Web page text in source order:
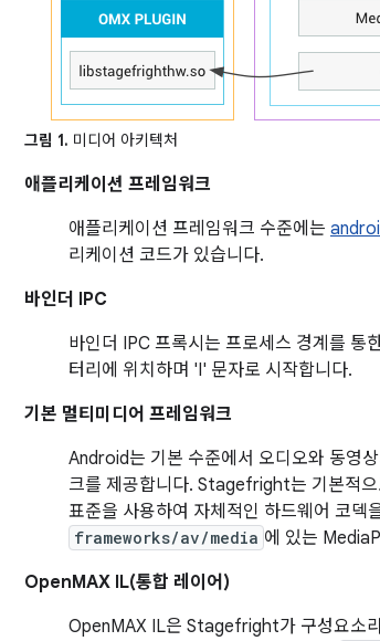
그림 1. 미디어 아키텍처
애플리케이션 프레임워크
애플리케이션 프레임워크 수준에는
리케이션 코드가 있습니다.
바인더 IPC
바인더 IPC 프록시는 프로세스 경계를 통
터리에 위치하며 'I' 문자로 시작합니다.
기본 멀티미디어 프레임워크
Android는 기본 수준에서 오디오와 동영
크를 제공합니다. Stagefright는 기본적
표준을 사용하여 자체적인 하드웨어 코덱
frameworks/av/media 에 있는
OpenMAX IL(통합 레이어)
OpenMAX IL은 Stagefright가 구성요소